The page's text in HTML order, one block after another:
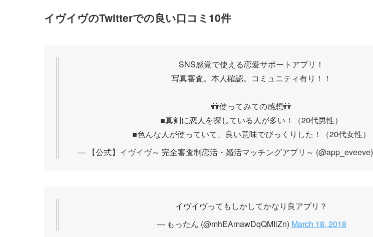
イヴイヴのTwitterでの良い口コミ10件
SNS感覚で使える恋愛サポートアプリ！
写真審査。本人確認。コミュニティ有り！！
👫使ってみての感想👫
■真剣に恋人を探している人が多い！（20代男性）
■色んな人が使っていて、良い意味でびっくりした！（20代女性）
— 【公式】イヴイヴ～ 完全審査制恋活・婚活マッチングアプリ～ (@app_eveeve)
イヴイヴってもしかしてかなり良アプリ？
— もったん (@mhEAmawDqQMIiZn) March 18, 2018